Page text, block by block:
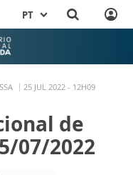
PT
25 JUL 2022 - 12H09
de
07/2022